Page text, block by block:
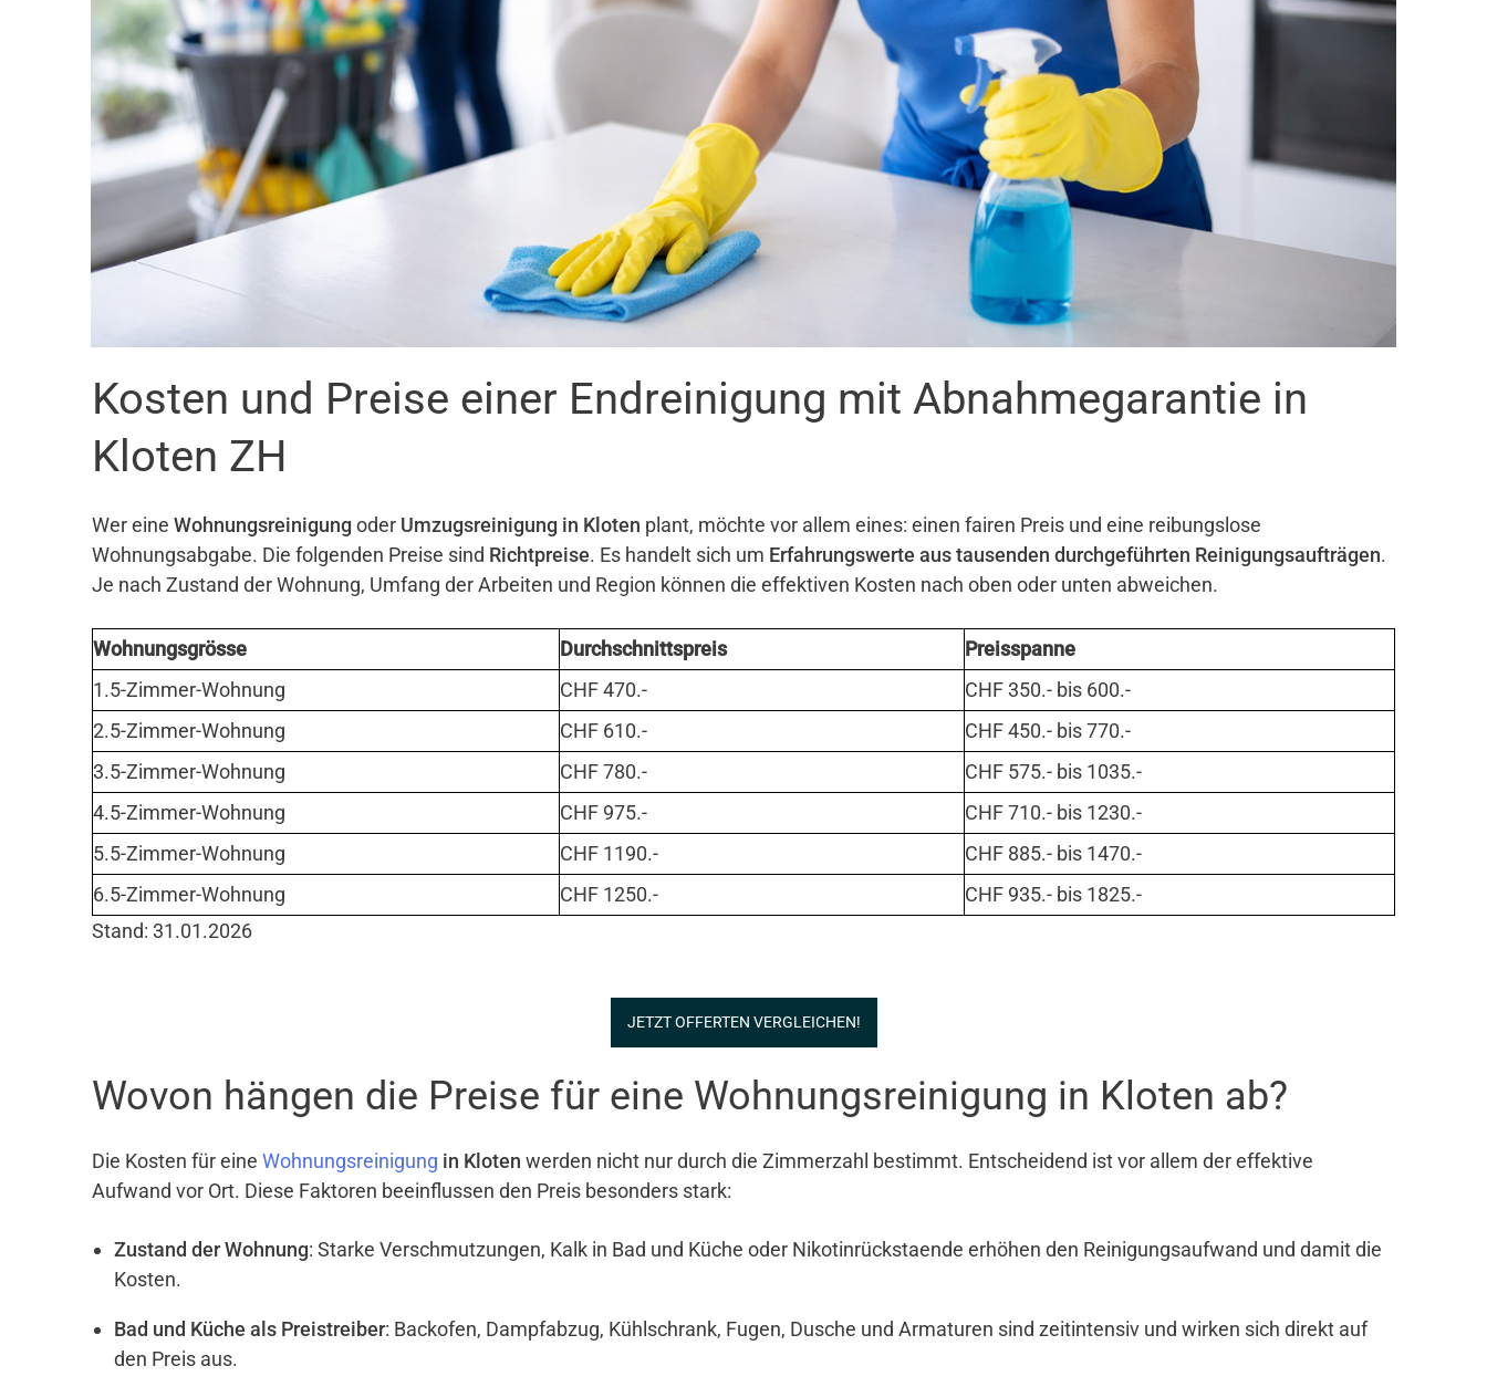
Kosten und Preise einer Endreinigung mit Abnahmegarantie in
Kloten ZH
Wer eine Wohnungsreinigung oder Umzugsreinigung in Kloten plant, möchte vor allem eines: einen fairen Preis und eine reibungslose
Wohnungsabgabe. Die folgenden Preise sind Richtpreise. Es handelt sich um Erfahrungswerte aus tausenden durchgeführten Reinigungsaufträgen.
Je nach Zustand der Wohnung, Umfang der Arbeiten und Region können die effektiven Kosten nach oben oder unten abweichen.
Wohnungsgrösse Durchschnittspreis
Preisspanne
1.5-Zimmer-Wohnung
CHF 470.-
CHF 350.- bis 600.-
2.5-Zimmer-Wohnung
CHF 610.-
CHF 450.- bis 770.-
3.5-Zimmer-Wohnung
CHF 780.-
CHF 575.- bis 1035.-
4.5-Zimmer-Wohnung
CHF 975.-
CHF 710.- bis 1230.-
5.5-Zimmer-Wohnung
CHF 1190.-
CHF 885.- bis 1470.-
6.5-Zimmer-Wohnung
CHF 1250.-
CHF 935.- bis 1825.-
Stand: 31.01.2026
JETZT OFFERTEN VERGLEICHEN!
Wovon hängen die Preise für eine Wohnungsreinigung in Kloten ab?
Die Kosten für eine Wohnungsreinigung in Kloten werden nicht nur durch die Zimmerzahl bestimmt. Entscheidend ist vor allem der effektive
Aufwand vor Ort. Diese Faktoren beeinflussen den Preis besonders stark:
Zustand der Wohnung: Starke Verschmutzungen, Kalk in Bad und Küche oder Nikotinrückstaende erhöhen den Reinigungsaufwand und damit die
Kosten.
Bad und Küche als Preistreiber: Backofen, Dampfabzug, Kühlschrank, Fugen, Dusche und Armaturen sind zeitintensiv und wirken sich direkt auf
den Preis aus.